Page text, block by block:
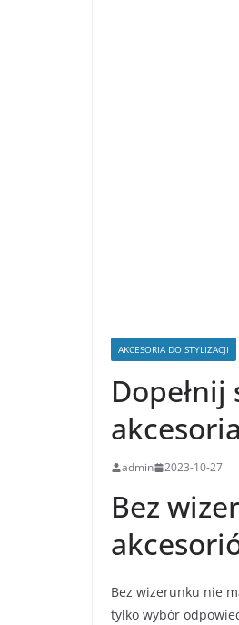
AKCESORIA DO STYLIZACJI
admin 2023-10-27
Bez
Bez wizerunku nie
tylko wybór